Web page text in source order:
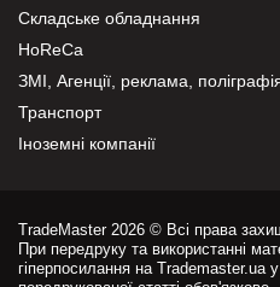
Складське обладнання
HoReCa
ЗМІ, Агенції, реклама,
Транспорт
Іноземні компанії
TradeMaster 2026 © Всі права
При передруку та використанні
гіперпосилання на Trademaster.ua